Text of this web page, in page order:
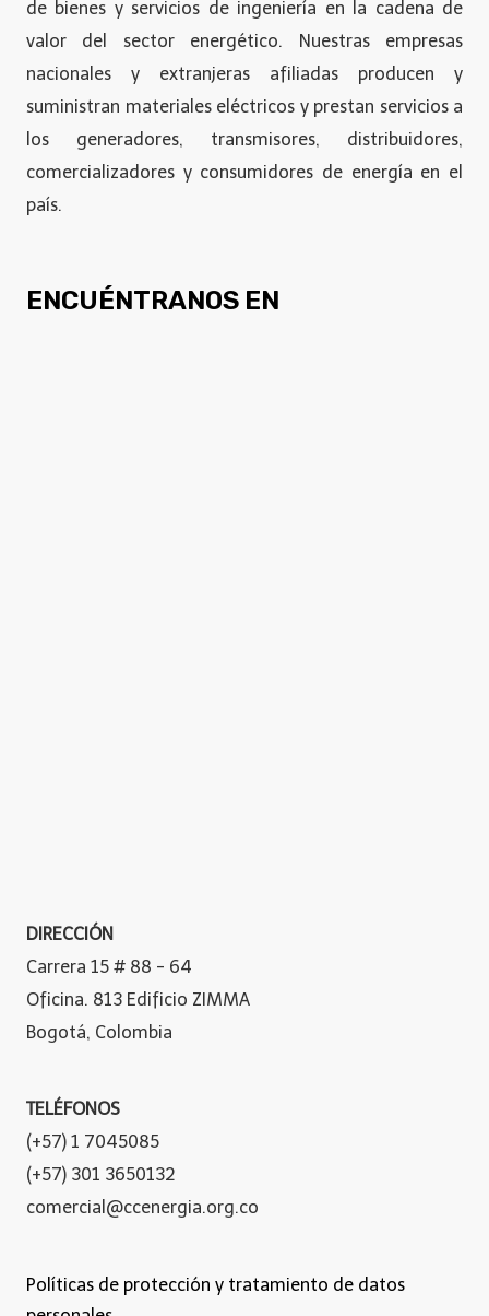
de bienes y servicios de ingeniería en la cadena de
valor del sector energético. Nuestras empresas
nacionales y extranjeras afiliadas producen y
suministran materiales eléctricos y prestan servicios a
los generadores, transmisores, distribuidores,
comercializadores y consumidores de energía en el
país.
ENCUÉNTRANOS EN
DIRECCIÓN
Carrera 15 # 88 - 64
Oficina. 813 Edificio ZIMMA
Bogotá, Colombia
TELÉFONOS
(+57) 1 7045085
(+57) 301 3650132
comercial@ccenergia.org.co
Políticas de protección y tratamiento de datos